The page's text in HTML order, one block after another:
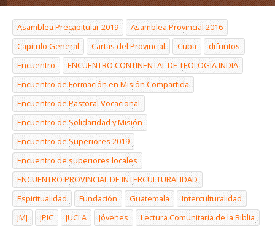
Asamblea Precapitular 2019
Asamblea Provincial 2016
Capítulo General
Cartas del Provincial Cuba
difuntos
Encuentro
ENCUENTRO CONTINENTAL DE TEOLOGÍA INDIA
Encuentro de Formación en Misión Compartida
Encuentro de Pastoral Vocacional
Encuentro de Solidaridad y Misión
Encuentro de Superiores 2019
Encuentro de superiores locales
ENCUENTRO PROVINCIAL DE INTERCULTURALIDAD
Espiritualidad
Fundación Guatemala
Interculturalidad
JMJ
JPIC JUCLA Jóvenes
Lectura Comunitaria de la Biblia